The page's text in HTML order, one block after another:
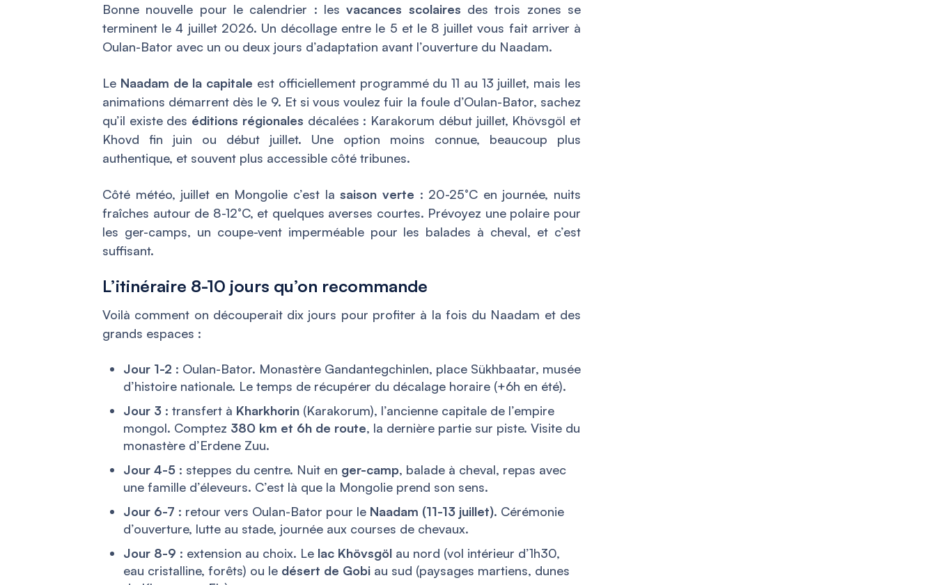
Bonne nouvelle pour le calendrier : lesvacances scolaires des trois zones se
terminent le 4 juillet 2026. Un décollage entre le 5 et le 8 juillet vous fait arriver à
Oulan-Bator avec un ou deux jours d’adaptation avant l’ouverture du Naadam.
Le Naadam de la capitale est officiellement programmé du 11 au 13 juillet, mais les
animations démarrent dès le 9. Et si vous voulez fuir la foule d’Oulan-Bator, sachez
qu’il existe des éditions régionales décalées : Karakorum début juillet, Khövsgöl et
Khovd fin juin ou début juillet. Une option moins connue, beaucoup plus
authentique, et souvent plus accessible côté tribunes.
Côté météo, juillet en Mongolie c’est lasaison verte : 20-25°C en journée, nuits
fraîches autour de 8-12°C, et quelques averses courtes. Prévoyez une polaire pour
les ger-camps, un coupe-vent imperméable pour les balades à cheval, et c’est
suffisant.
L’itinéraire 8-10 jours qu’on recommande
Voilà comment on découperait dix jours pour profiter à la fois du Naadam et des
grands espaces :
Jour 1-2 : Oulan-Bator. Monastère Gandantegchinlen, place Sükhbaatar, musée
d’histoire nationale. Le temps de récupérer du décalage horaire (+6h en été).
Jour 3 : transfert à Kharkhorin (Karakorum), l’ancienne capitale de l’empire
mongol. Comptez 380 km et 6h de route, la dernière partie sur piste. Visite du
monastère d’Erdene Zuu.
Jour 4-5 : steppes du centre. Nuit en ger-camp, balade à cheval, repas avec
une famille d’éleveurs. C’est là que la Mongolie prend son sens.
Jour 6-7 : retour vers Oulan-Bator pour le Naadam (11-13 juillet). Cérémonie
d’ouverture, lutte au stade, journée aux courses de chevaux.
Jour 8-9 : extension au choix. Le lac Khövsgöl au nord (vol intérieur d’1h30,
eau cristalline, forêts) ou le désert de Gobi au sud (paysages martiens, dunes